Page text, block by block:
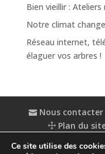
Bien vieillir :
Notre climat
Réseau internet,
élaguer vos arbres !
Nous contacter
Plan du
Ce site utilise des